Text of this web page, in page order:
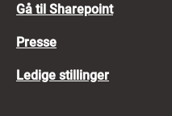
Gå til Sharepoint
Presse
Ledige stillinger